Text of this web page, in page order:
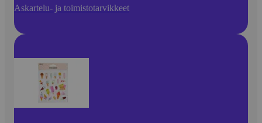
Askartelu- ja toimistotarvikkeet